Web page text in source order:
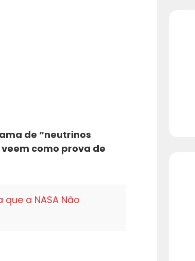
de “neutrinos
como prova de
a NASA Não